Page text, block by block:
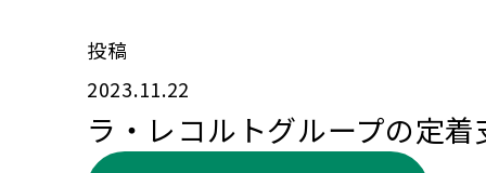
投稿
2023.11.22
ラ・レコルトグループの定着